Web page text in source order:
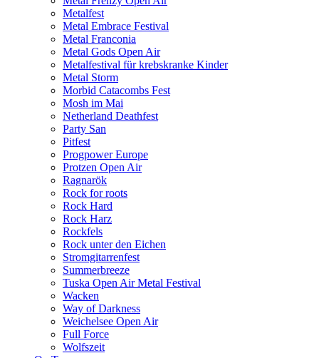
Metalfest
Metal Embrace Festival
Metal Franconia
Metal Gods Open Air
Metalfestival für krebskranke Kinder
Metal Storm
Morbid Catacombs Fest
Mosh im Mai
Netherland Deathfest
Party San
Pitfest
Progpower Europe
Protzen Open Air
Ragnarök
Rock for roots
Rock Hard
Rock Harz
Rockfels
Rock unter den Eichen
Stromgitarrenfest
Summerbreeze
Tuska Open Air Metal Festival
Wacken
Way of Darkness
Weichelsee Open Air
Full Force
Wolfszeit